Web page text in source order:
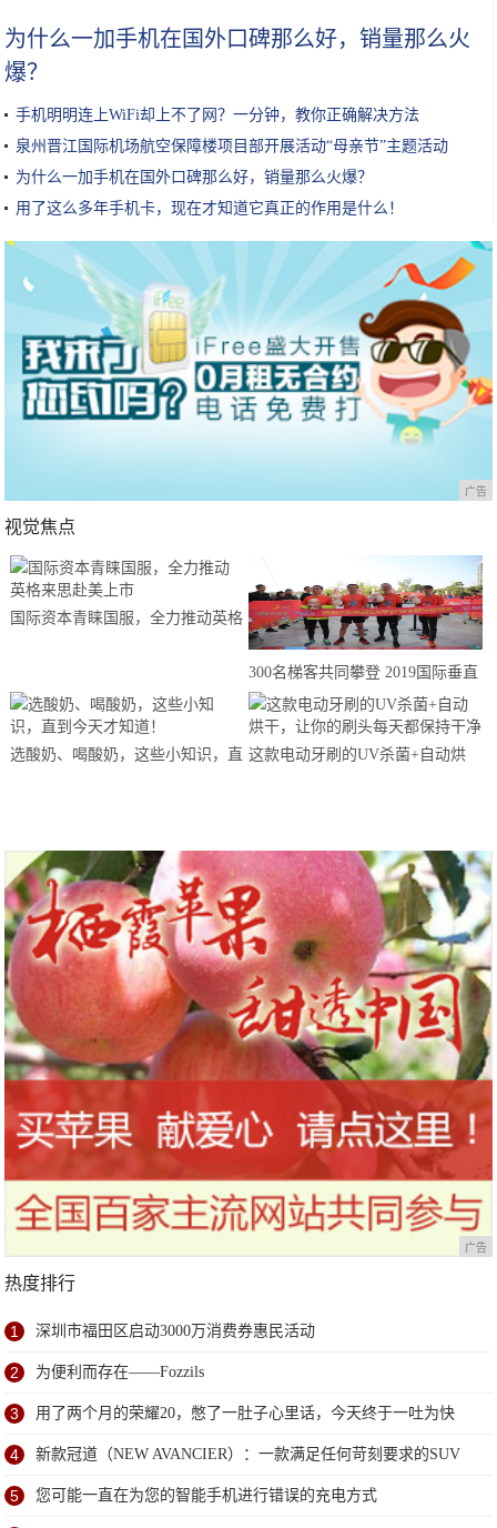
为什么一加手机在国外口碑那么好，销量那么火
爆？
手机明明连上WiFi却上不了网？一分钟，教你正确解决方法
泉州晋江国际机场航空保障楼项目部开展活动“母亲节”主题活动
为什么一加手机在国外口碑那么好，销量那么火爆？
用了这么多年手机卡，现在才知道它真正的作用是什么！
广告
视觉焦点
国际资本青睐国服，全力推动英格
300名梯客共同攀登 2019国际垂直
马拉松超级精英赛顺德海骏达中心
站欢乐开跑
选酸奶、喝酸奶，这些小知识，直 这款电动牙刷的UV杀菌+自动烘
广告
热度排行
1 深圳市福田区启动3000万消费券惠民活动
2 为便利而存在——Fozzils
3 用了两个月的荣耀20，憋了一肚子心里话，今天终于一吐为快
4 新款冠道（NEW AVANCIER）：一款满足任何苛刻要求的SUV
5 您可能一直在为您的智能手机进行错误的充电方式